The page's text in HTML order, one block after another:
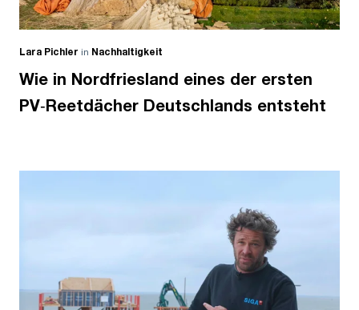
Lara Pichler in Nachhaltigkeit
Wie in Nordfriesland eines der ersten
PV‑Reetdächer Deutschlands entsteht